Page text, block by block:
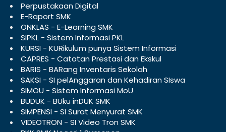
Perpustakaan Digital
E-Raport SMK
ONKLAS - E-Learning SMK
SIPKL - Sistem Informasi PKL
KURSI - KURikulum punya Sistem Informasi
CAPRES - Catatan Prestasi dan Ekskul
BARIS - BARang Inventaris Sekolah
SAKSI - SI pelAnggaran dan Kehadiran SIswa
SIMOU - Sistem Informasi MoU
BUDUK - BUku inDUK SMK
SIMPENSI - SI Surat Menyurat SMK
VIDEOTRON - SI Video Tron SMK